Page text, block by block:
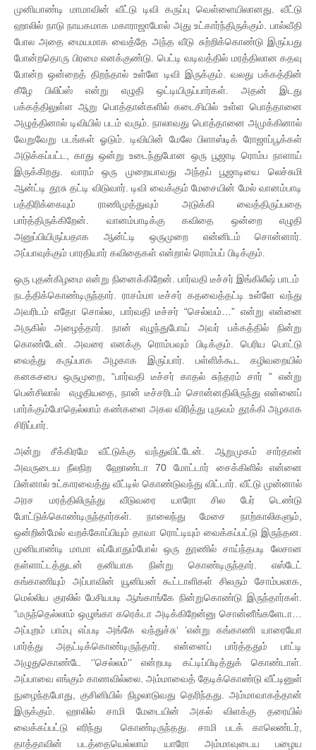
முனியாண்டி மாமாவின் வீட்டு டிவி கருப்பு வெள்ளையிலானது. வீட்டு
ஹாலில் நாடு நாயகமாக மகாராஜாபோல் அது உட்கார்ந்திருக்கும். பால்வீதி
போல அதை மையமாக வைத்தே அந்த வீடு சுற்றிக்கொண்டு இருப்பது
போன்றதொரு பிரமை எனக்குண்டு. பெட்டி வடிவத்தில் மரத்திலான கதவு
போன்ற ஒன்றைத் திறந்தால் உள்ளே டிவி இருக்கும். வலது பக்கத்தின்
கீழே பிலிப்ஸ் என்று எழுதி ஒட்டியிருப்பார்கள். அதன் இடது
பக்கத்திலுள்ள ஆறு பொத்தான்களில் கடைசியில் உள்ள பொத்தானை
அழுத்தினால் டிவியில் படம் வரும். நாலாவது பொத்தானை அமுக்கினால்
வேறுவேறு படங்கள் ஓடும். டிவியின் மேலே பிளாஸ்டிக் ரோஜாப்பூக்கள்
அடுக்கப்பட்ட, காது ஒன்று உடைந்துபோன ஒரு பூஜாடி ரொம்ப நாளாய்
இருக்கிறது. வாரம் ஒரு முறையாவது அந்தப் பூஜாடியை லெச்சுமி
ஆன்ட்டி தூசு தட்டி விடுவார். டிவி வைக்கும் மேசையின் மேல் வானம்பாடி
பத்திரிக்கையும் ராணிமுத்துவும் அடுக்கி வைத்திருப்பதை
பார்த்திருக்கிறேன். வானம்பாடிக்கு கவிதை ஒன்றை எழுதி
அனுப்பியிருப்பதாக ஆன்ட்டி ஒருமுறை என்னிடம் சொன்னார்.
அப்பாவுக்கும் பாரதியார் கவிதைகள் என்றால் ரொம்பப் பிடிக்கும்.
ஒரு புதன்கிழமை என்று நினைக்கிறேன். பார்வதி டீச்சர் இங்கிலீஷ் பாடம்
நடத்திக்கொண்டிருந்தார். ராசம்மா டீச்சர் கதவைத்தட்டி உள்ளே வந்து
அவரிடம் எதோ சொல்ல, பார்வதி டீச்சர் “செல்வம்…” என்று என்னை
அருகில் அழைத்தார். நான் எழுந்துபோய் அவர் பக்கத்தில் நின்று
கொண்டேன். அவரை எனக்கு ரொம்பவும் பிடிக்கும். பெரிய பொட்டு
வைத்து கருப்பாக அழகாக இருப்பார். பள்ளிக்கூட கழிவறையில்
கனகசபை ஒருமுறை, “பார்வதி டீச்சர் காதல் சுந்தரம் சார் ” என்று
பென்சிலால் எழுதியதை, நான் டீச்சரிடம் சொன்னதிலிருந்து என்னைப்
பார்க்கும்போதெல்லாம் கண்களை அகல விரித்து புருவம் தூக்கி அழகாக
சிரிப்பார்.
அன்று சீக்கிரமே வீட்டுக்கு வந்துவிட்டேன். ஆறுமுகம் சார்தான்
அவருடைய நீலநிற ஹோண்டா 70 மோட்டார் சைக்கிளில் என்னை
பின்னால் உட்காரவைத்து வீட்டில் கொண்டுவந்து விட்டார். வீட்டு முன்னால்
அரச மரத்திலிருந்து வீடுவரை யாரோ சில பேர் டெண்டு
போட்டுக்கொண்டிருந்தார்கள். நாலைந்து மேசை நாற்காலிகளும்,
ஒன்றின்மேல் வறக்கோப்பியும் தாவா ரொட்டியும் வைக்கப்பட்டு இருந்தன.
முனியாண்டி மாமா எப்போதும்போல் ஒரு தூணில் சாய்ந்தபடி லேசான
தள்ளாட்டத்துடன் தனியாக நின்று கொண்டிருந்தார். எஸ்டேட்
கங்காணியும் அப்பாவின் யூனியன் கூட்டாளிகள் சிலரும் சோம்பலாக,
மெல்லிய குரலில் பேசியபடி ஆங்காங்கே நின்றுகொண்டு இருந்தார்கள்.
“மருந்தெல்லாம் ஒழுங்கா கரெக்டா அடிக்கிறேன்னு சொன்னீங்களேடா…
அப்புறம் பாம்பு எப்படி அங்கே வந்துச்சு‘ ’என்று கங்காணி யாரையோ
பார்த்து அதட்டிக்கொண்டிருந்தார். என்னைப் பார்த்ததும் பாட்டி
அழுதுகொண்டே ‘’செல்லம்‘’ என்றபடி கட்டிப்பிடித்துக் கொண்டாள்.
அப்பாவை எங்கும் காணவில்லை. அம்மாவைத் தேடிக்கொண்டு வீட்டினுள்
நுழைந்தபோது, குசினியில் நிழலாடுவது தெரிந்தது. அம்மாவாகத்தான்
இருக்கும். ஹாலில் சாமி மேடையின் அகல் விளக்கு தரையில்
வைக்கப்பட்டு எரிந்து கொண்டிருந்தது. சாமி படக் காலெண்டர்,
தாத்தாவின் படத்தையெல்லாம் யாரோ அம்மாவுடைய பழைய